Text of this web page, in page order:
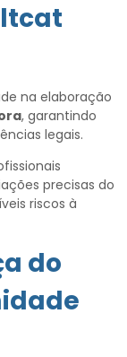
ltcat
na elaboração
, garantindo
legais.
precisas do
riscos à
do